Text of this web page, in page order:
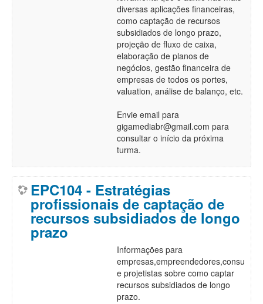
diversas aplicações financeiras,
como captação de recursos
subsidiados de longo prazo,
projeção de fluxo de caixa,
elaboração de planos de
negócios, gestão financeira de
empresas de todos os portes,
valuation, análise de balanço, etc.
Envie email para
gigamediabr@gmail.com para
consultar o início da próxima
turma.
EPC104 - Estratégias
profissionais de captação de
recursos subsidiados de longo
prazo
Informações para
e projetistas sobre como captar
recursos subsidiados de longo
prazo.